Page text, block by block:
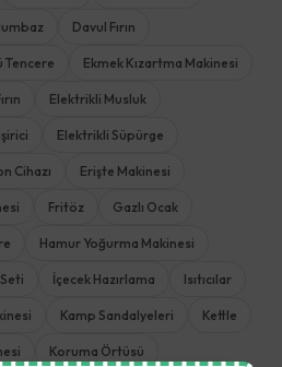
Davul Fırın
Tencere Ekmek Kızartma Makinesi
Elektrikli Musluk
Elektrikli Süpürge
Cihazı Erişte Makinesi
Fritöz Gazlı Ocak
Hamur Yoğurma Makinesi
İçecek Hazırlama Isıtıcılar
Kamp Sandalyeleri Kettle
Koruma Örtüsü